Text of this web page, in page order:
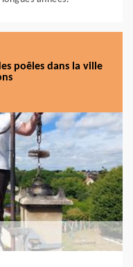
poêles dans la ville